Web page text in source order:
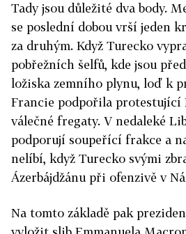
Tady jsou důležité dva body.
se poslední dobou vrší jeden
za druhým. Když Turecko
pobřežních šelfů, kde jsou
ložiska zemního plynu, loď k
Francie podpořila protestující
válečné fregaty. V nedaleké
podporují soupeřící frakce a
nelíbí, když Turecko svými
Ázerbájdžánu při ofenzivě v
Na tomto základě pak